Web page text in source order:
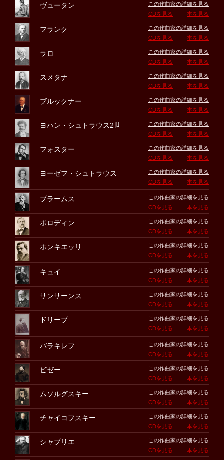
ヴュータン
この作曲家の詳細を見る
CDを見る
本を見る
フランク
この作曲家の詳細を見る
CDを見る
本を見る
ラロ
この作曲家の詳細を見る
CDを見る
本を見る
スメタナ
この作曲家の詳細を見る
CDを見る
本を見る
ブルックナー
この作曲家の詳細を見る
CDを見る
本を見る
ヨハン・シュトラウス2世
この作曲家の詳細を見る
CDを見る
本を見る
フォスター
この作曲家の詳細を見る
CDを見る
本を見る
ヨーゼフ・シュトラウス
この作曲家の詳細を見る
CDを見る
本を見る
ブラームス
この作曲家の詳細を見る
CDを見る
本を見る
ボロディン
この作曲家の詳細を見る
CDを見る
本を見る
ポンキエッリ
この作曲家の詳細を見る
CDを見る
本を見る
キュイ
この作曲家の詳細を見る
CDを見る
本を見る
サンサーンス
この作曲家の詳細を見る
CDを見る
本を見る
ドリーブ
この作曲家の詳細を見る
CDを見る
本を見る
バラキレフ
この作曲家の詳細を見る
CDを見る
本を見る
ビゼー
この作曲家の詳細を見る
CDを見る
本を見る
ムソルグスキー
この作曲家の詳細を見る
CDを見る
本を見る
チャイコフスキー
この作曲家の詳細を見る
CDを見る
本を見る
シャブリエ
この作曲家の詳細を見る
CDを見る
本を見る